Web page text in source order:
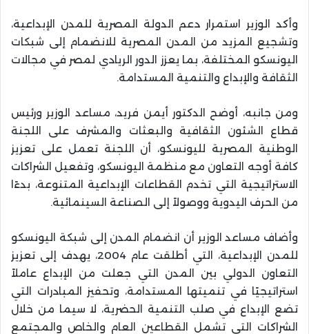
وأكد الوزير استمرار دعم الدولة المصرية للمدن الإبداعية،
وتشجيع المزيد من المدن المصرية للانضمام إلى شبكات
اليونسكو المختلفة، بما يعزز الدور الريادي لمصر في مجالات
الثقافة والإبداع والتنمية المستدامة.
ومن جانبه، أوضح الدكتور أيمن فريد، مساعد الوزير ورئيس
قطاع الشئون الثقافية والبعثات والمشرف على اللجنة
الوطنية المصرية لليونسكو، أن اللجنة تعمل على تعزيز
كافة أوجه التعاون مع منظمة اليونسكو، وتفعيل الشراكات
الاستراتيجية التي تخدم القطاعات الإبداعية المتنوعة، بدءًا
من الحرف اليدوية ووصولاً إلى الصناعة السينمائية.
وأضاف مساعد الوزير أن انضمام المدن إلى شبكة اليونسكو
للمدن الإبداعية، التي أطلقت عام 2004، يهدف إلى تعزيز
التعاون الدولي بين المدن التي جعلت من الإبداع عاملاً
استراتيجيًا في تنميتها المستدامة، وتحفيز المبادرات التي
تضع الإبداع في صلب التنمية الحضرية، لا سيما من خلال
الشراكات التي تشمل القطاعين العام والخاص والمجتمع